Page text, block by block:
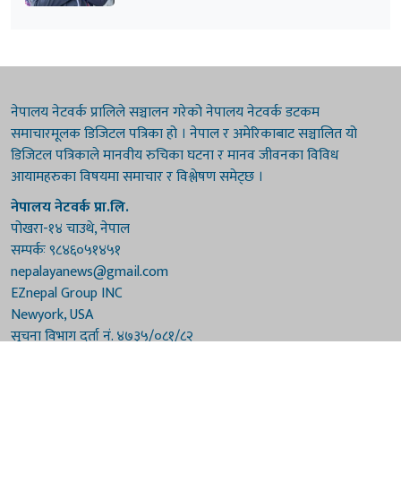
नेपालय नेटवर्क प्रालिले सञ्चालन गरेको नेपालय नेटवर्क डटकम
समाचारमूलक डिजिटल पत्रिका हो । नेपाल र अमेरिकाबाट सञ्चालित यो
डिजिटल पत्रिकाले मानवीय रुचिका घटना र मानव जीवनका विविध
आयामहरुका विषयमा समाचार र विश्लेषण समेट्छ ।
नेपालय नेटवर्क प्रा.लि.
पोखरा-१४ चाउथे, नेपाल
सम्पर्कः ९८४६०५१४५१
nepalayanews@gmail.com
EZnepal Group INC
Newyork, USA
सूचना विभाग दर्ता नं. ४७३५/०८१/८२